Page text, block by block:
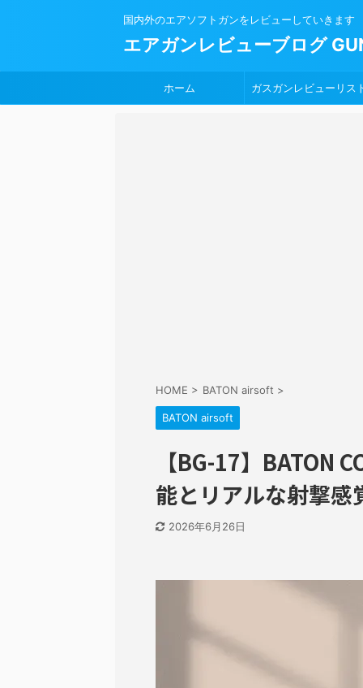
国内外のエアソフトガンをレビューしていきます
エアガンレビューブログ
ホーム ガスガンレビューリス
HOME > BATON airsoft >
BATON airsoft
【BG-17】BATON
能とリアルな射撃感
2026年6月26日